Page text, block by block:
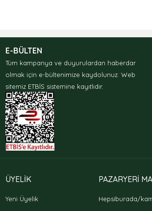
E-BÜLTEN
Tüm kampanya ve duyurulardan haberdar
olmak için e-bültenimize kaydolunuz. Web
sitemiz ETBİS sistemine kayıtlıdır.
ÜYELİK
Yeni Üyelik
PAZARYERİ
Hepsiburada/